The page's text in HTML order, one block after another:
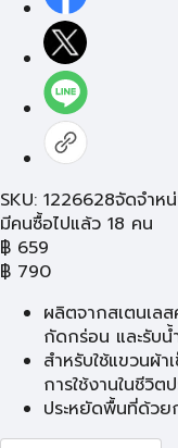
SKU: 1226628จัดจำห
มีคนซื้อไปแล้ว 18 คน
฿ 659
฿ 790
ผลิตจากสเตนเ
กัดกร่อน และรับ
สำหรับใช้แขวนผ้
การใช้งานในชีวิต
ประหยัดพื้นที่ด้ว